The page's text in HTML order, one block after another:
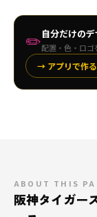
✏️自分だけの
配置・色・ロ
→ アプリで作る
ABOUT THIS
阪神タイガー